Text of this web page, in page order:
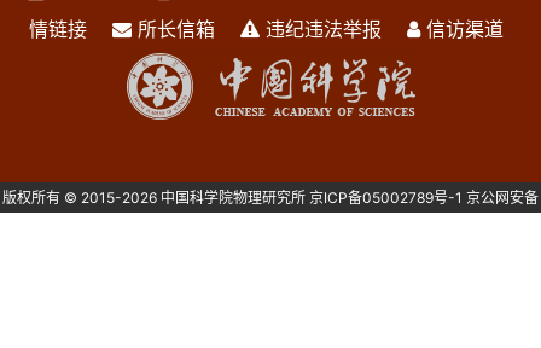
情链接
所长信箱 违纪违法举报 信访渠道
版权所有 © 2015-2026 中国科学院物理研究所 京ICP备05002789号-1 京公网安备